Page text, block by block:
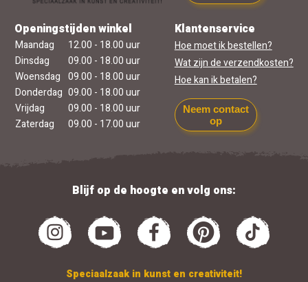
Openingstijden winkel
Maandag
12.00 - 18.00 uur
Dinsdag
09.00 - 18.00 uur
Woensdag 09.00 - 18.00 uur
Donderdag 09.00 - 18.00 uur
Vrijdag
09.00 - 18.00 uur
Zaterdag
09.00 - 17.00 uur
Klantenservice
Hoe moet ik bestellen?
Wat zijn de verzendkosten?
Hoe kan ik betalen?
Neem contact
op
Blijf op de hoogte en volg ons:
Speciaalzaak in kunst en creativiteit!